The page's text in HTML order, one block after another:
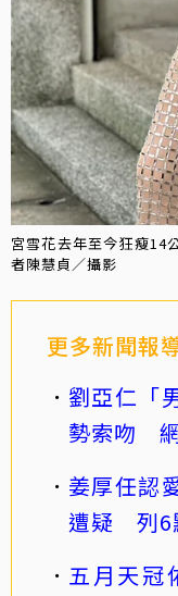
宮雪花去年至今狂瘦14
者陳慧貞／攝影
更多新聞報
劉亞仁「
勢索吻
姜厚任認
遭疑 列6
五月天冠